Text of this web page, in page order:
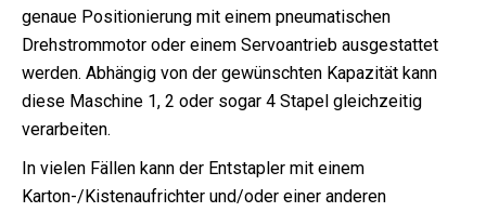
genaue Positionierung mit einem pneumatischen
Drehstrommotor oder einem Servoantrieb ausgestattet
werden. Abhängig von der gewünschten Kapazität kann
diese Maschine 1, 2 oder sogar 4 Stapel gleichzeitig
verarbeiten.
In vielen Fällen kann der Entstapler mit einem
Karton-/Kistenaufrichter und/oder einer anderen